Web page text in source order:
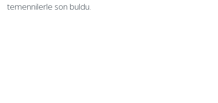
temennilerle son buldu.